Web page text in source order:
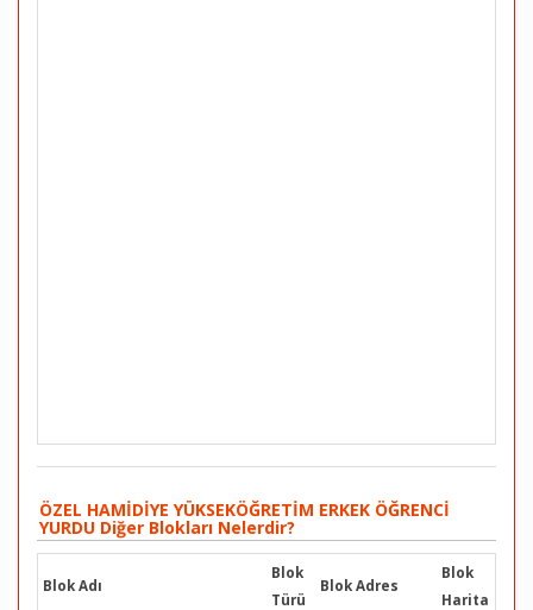
ÖZEL HAMİDİYE YÜKSEKÖĞRETİM ERKEK ÖĞRENCİ
YURDU Diğer Blokları Nelerdir?
Blok Adı
Blok
Türü
Blok Adres
Blok
Harita